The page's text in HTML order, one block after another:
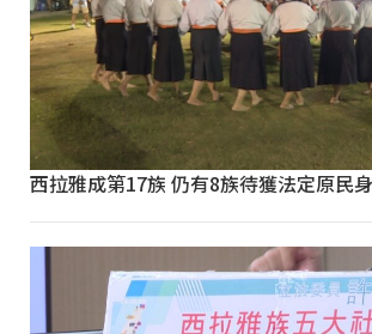
西拉雅成第17族 仍有8族待獲法定原民